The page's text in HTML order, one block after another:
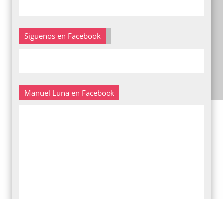
Siguenos en Facebook
Manuel Luna en Facebook